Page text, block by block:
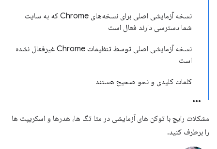
نسخه آزمایشی اصلی برای نسخه‌های Chrome که به سایت
شما دسترسی دارند فعال است
نسخه آزمایشی اصلی توسط تنظیمات Chrome غیرفعال نشده
است
کلمات کلیدی و نحو صحیح هستند
مشکلات رایج با توکن های آزمایشی در متا تگ ها، هدرها و اسکریپت ها
را برطرف کنید.